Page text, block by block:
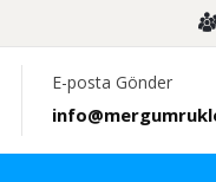
E-posta Gönder